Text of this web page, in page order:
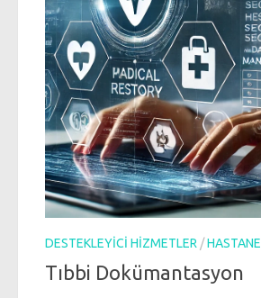
DESTEKLEYICI HIZMETLER /
Tıbbi Dokümantasyon